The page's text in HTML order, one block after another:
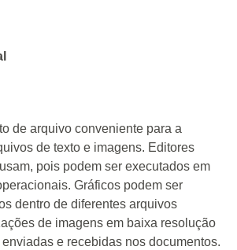
de arquivo conveniente para a
de texto e imagens. Editores
pois podem ser executados em
Gráficos podem ser
dentro de diferentes arquivos
de imagens em baixa resolução
e recebidas nos documentos.